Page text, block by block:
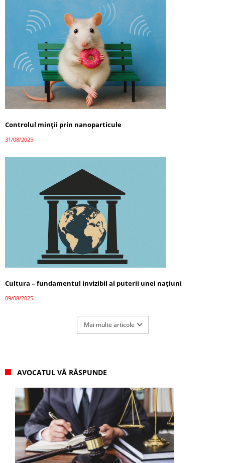
Controlul minții prin nanoparticule
31/08/2025
Cultura – fundamentul invizibil al puterii unei națiuni
09/08/2025
Mai multe articole
AVOCATUL VĂ RĂSPUNDE